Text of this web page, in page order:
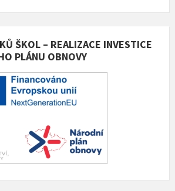
ŠKOL – REALIZACE INVESTICE
PLÁNU OBNOVY